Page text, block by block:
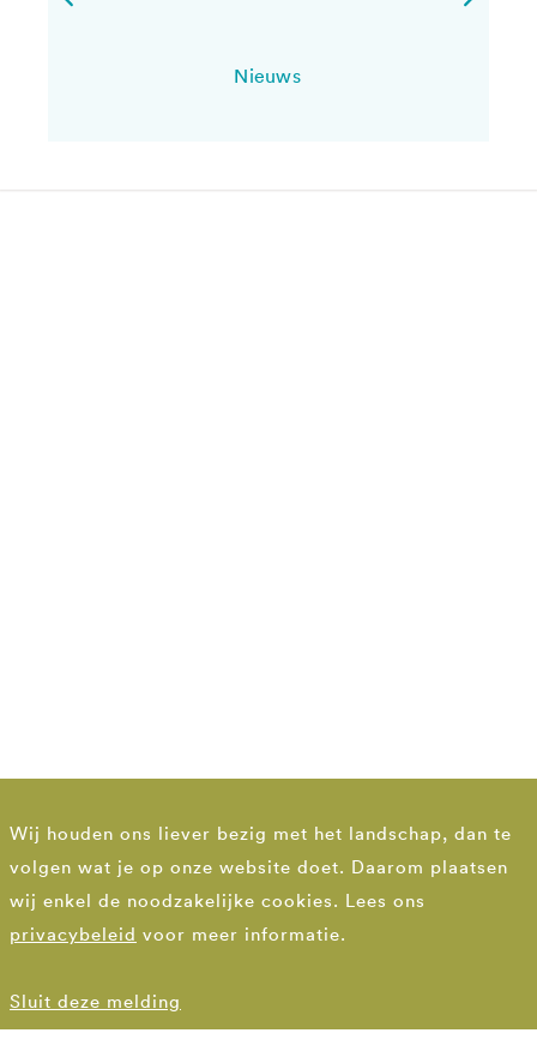
Nieuws
Wij houden ons liever bezig met het landschap, dan te
volgen wat je op onze website doet. Daarom plaatsen
wij enkel de noodzakelijke cookies. Lees ons
privacybeleid voor meer informatie.
Sluit deze melding